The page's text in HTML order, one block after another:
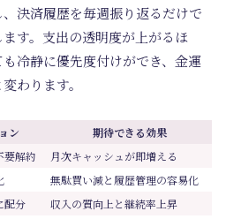
決済履歴を毎週振り返るだけで
ます。支出の透明度が上がるほ
冷静に優先度付けができ、金運
わります。
ン
期待できる効果
要解約
月次キャッシュが即増える
無駄買い減と履歴管理の容易化
配分
収入の質向上と継続率上昇